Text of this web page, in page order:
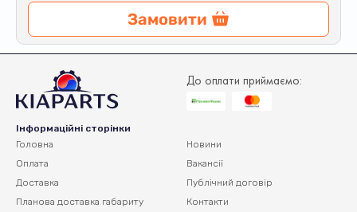
Замовити
До оплати приймаємо:
Інформаційні сторінки
Головна
Оплата
Доставка
Планова доставка габариту
Новини
Вакансії
Публічний договір
Контакти